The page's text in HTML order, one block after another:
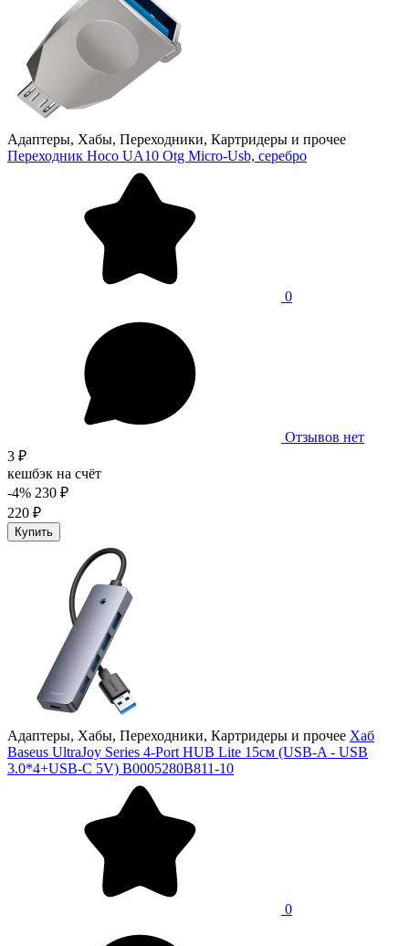
Адаптеры, Хабы, Переходники, Картридеры и прочее
Переходник Hoco UA10 Otg Micro-Usb, серебро
0
Отзывов нет
3 ₽
кешбэк на счёт
-4% 230 ₽
220 ₽
Купить
Адаптеры, Хабы, Переходники, Картридеры и прочее Хаб
Baseus UltraJoy Series 4-Port HUB Lite 15см (USB-A - USB
3.0*4+USB-C 5V) B0005280B811-10
0